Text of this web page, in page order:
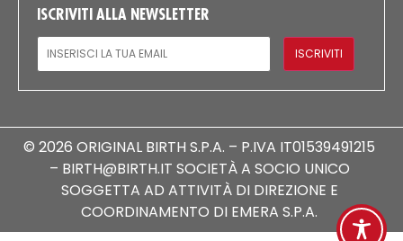
ISCRIVITI ALLA NEWSLETTER
EMAIL
ISCRIVITI
© 2026 ORIGINAL BIRTH S.P.A. – P.IVA IT01539491215
– BIRTH@BIRTH.IT SOCIETÀ A SOCIO UNICO
SOGGETTA AD ATTIVITÀ DI DIREZIONE E
COORDINAMENTO DI EMERA S.P.A.